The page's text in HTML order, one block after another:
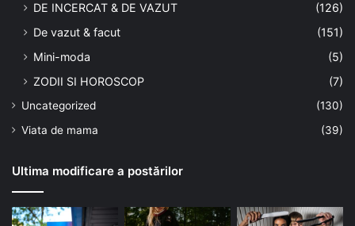
DE INCERCAT & DE VAZUT
(126)
De vazut & facut
(151)
Mini-moda
(5)
ZODII SI HOROSCOP
(7)
Uncategorized
(130)
Viata de mama
(39)
Ultima modificare a postărilor